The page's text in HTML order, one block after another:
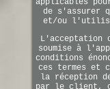
applicables
de s'assurer
et/ou
L'acceptation
soumise à
conditions
ces termes et
la réception